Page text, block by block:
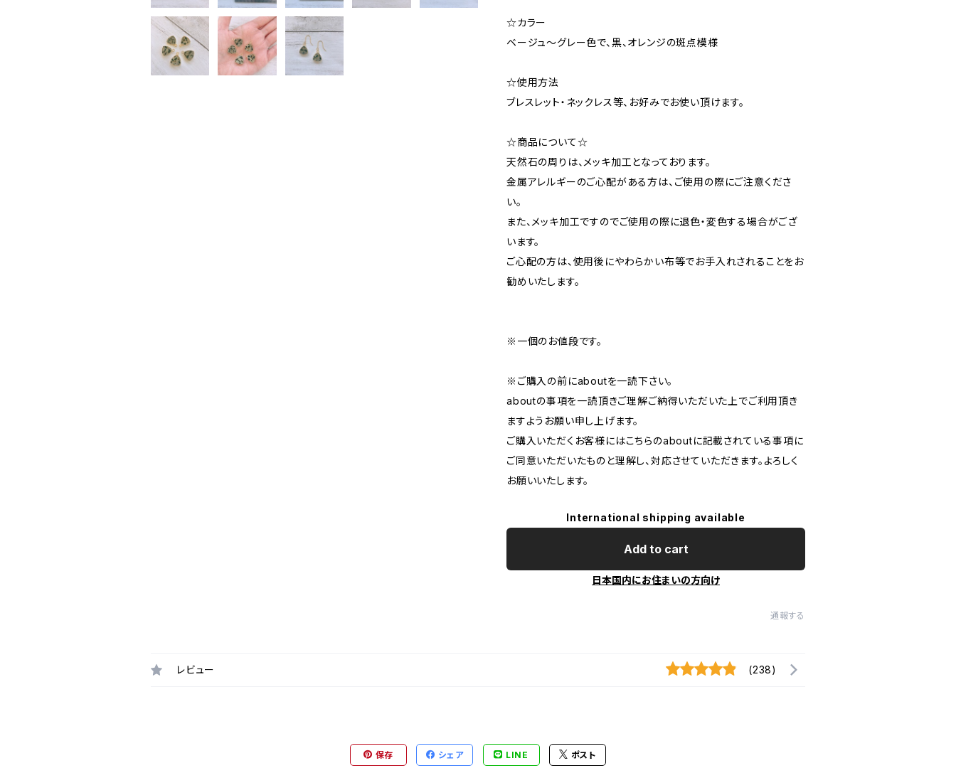
☆カラー
ベージュ～グレー色で、黒、オレンジの斑点模様
☆使用方法
ブレスレット・ネックレス等、お好みでお使い頂けます。
☆商品について☆
天然石の周りは、メッキ加工となっております。
金属アレルギーのご心配がある方は、ご使用の際にご注意くださ
い。
また、メッキ加工ですのでご使用の際に退色・変色する場合がござ
います。
ご心配の方は、使用後にやわらかい布等でお手入れされることをお
勧めいたします。
※一個のお値段です。
※ご購入の前にaboutを一読下さい。
aboutの事項を一読頂きご理解ご納得いただいた上でご利用頂き
ますようお願い申し上げます。
ご購入いただくお客様にはこちらのaboutに記載されている事項に
ご同意いただいたものと理解し、対応させていただきます。よろしく
お願いいたします。
International shipping available
Add to cart
日本国内にお住まいの方向け
通報する
レビュー (238)
保存 シェア LINE ポスト